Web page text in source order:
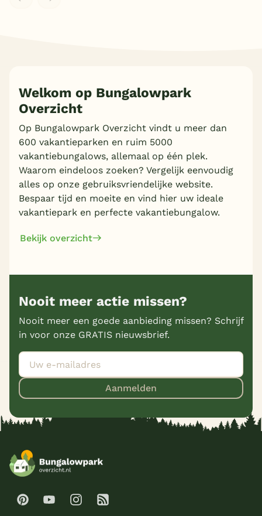
Welkom op Bungalowpark
Overzicht
Op Bungalowpark Overzicht vindt u meer dan
600 vakantieparken en ruim 5000
vakantiebungalows, allemaal op één plek.
Waarom eindeloos zoeken? Vergelijk eenvoudig
alles op onze gebruiksvriendelijke website.
Bespaar tijd en moeite en vind hier uw ideale
vakantiepark en perfecte vakantiebungalow.
Bekijk overzicht
Nooit meer actie missen?
Nooit meer een goede aanbieding missen? Schrijf
in voor onze GRATIS nieuwsbrief.
Aanmelden